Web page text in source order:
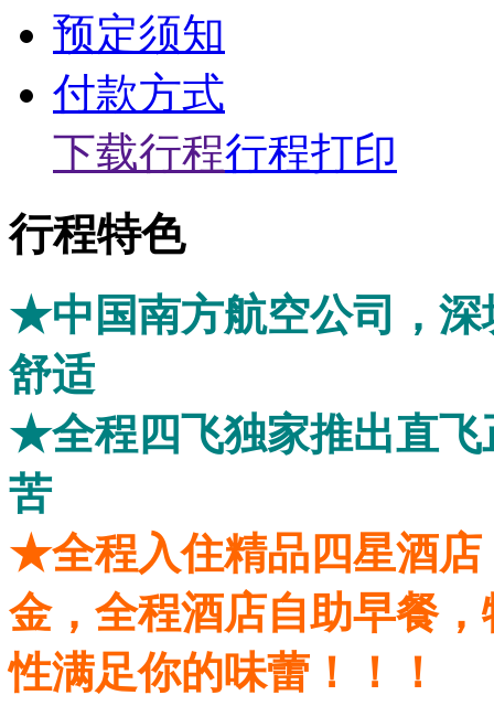
预定须知
付款方式
下载行程行程打印
行程特色
★中国南方航空公司，深
舒适
★全程四飞独家推出直飞
苦
★全程入住精品四星酒店
金，全程酒店自助早餐
性满足你的味蕾！！！